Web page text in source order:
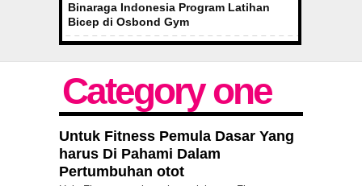
Binaraga Indonesia Program Latihan
Bicep di Osbond Gym
Category one
Untuk Fitness Pemula Dasar Yang
harus Di Pahami Dalam
Pertumbuhan otot